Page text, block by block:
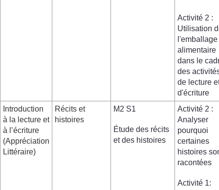
Activité 2 :
Utilisation
l'emballage
alimentaire
dans le
des
de lecture
d'écriture
Introduction
à la lecture et
à l’écriture
(Appréciation
Littéraire)
Récits et
histoires
M2 S1
Étude des récits
et des histoires
Activité 2 :
Analyser
pourquoi
certaines
histoires
racontées
Activité 1: